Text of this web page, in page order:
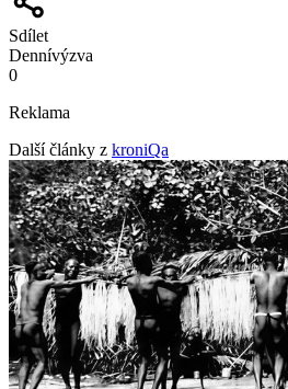
Sdílet
Dennívýzva
0
Reklama
Další články z kroniQa